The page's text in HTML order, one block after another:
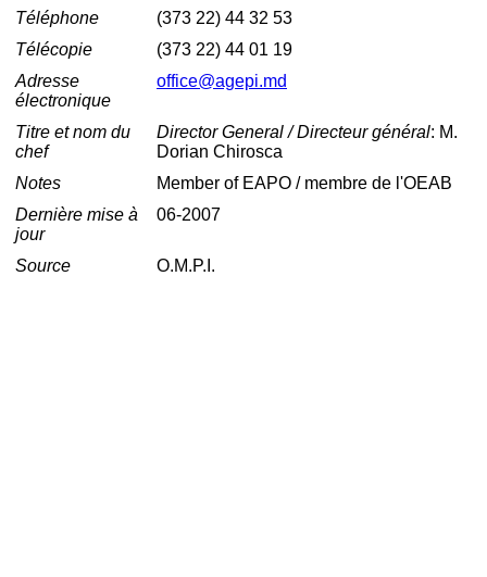
Téléphone
(373 22) 44 32 53
Télécopie
(373 22) 44 01 19
Adresse
électronique
office@agepi.md
Titre et nom du
chef
Director General / Directeur général: M.
Dorian Chirosca
Notes
Member of EAPO / membre de l'OEAB
Dernière mise à
jour
06-2007
Source O.M.P.I.